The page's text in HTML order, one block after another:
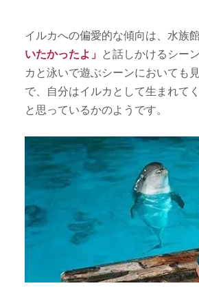
イルカへの偏愛的な傾向は、水族
いたかったよ」 と話しかけるシー
カと泳いで遊ぶシーンにおいても
で、自分はイルカとして生まれて
と思っているかのようです。